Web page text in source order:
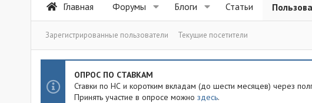
Главная Форумы Блоги Статьи
Зарегистрированные пользователи Текущие посетители
ОПРОС ПО СТАВКАМ
Ставки по НС и коротким вкладам (до шести месяцев) через
Принять участие в опросе можно здесь.